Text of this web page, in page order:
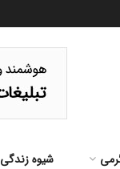
شیوه زندگی